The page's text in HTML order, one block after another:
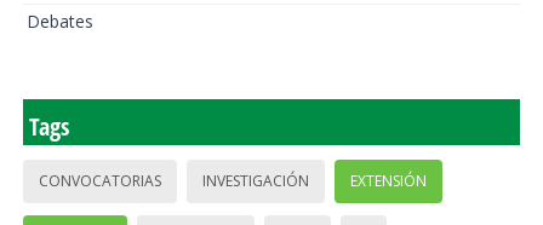
Debates
Tags
CONVOCATORIAS INVESTIGACIÓN EXTENSIÓN